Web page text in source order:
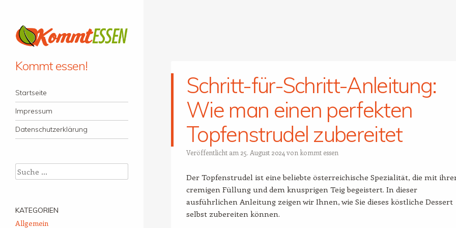
Kommt essen!
Menü
Zum Inhalt springen
Startseite
Impressum
Datenschutzerklärung
Schritt-für-Schritt-Anleitung:
Wie man einen perfekten
Topfenstrudel zubereitet
Veröffentlicht am 25. August 2024 von kommt essen
Der Topfenstrudel ist eine beliebte österreichische Spezialität, die mit
cremigen Füllung und dem knusprigen Teig begeistert. In dieser
ausführlichen Anleitung zeigen wir Ihnen, wie Sie dieses köstliche Dessert
selbst zubereiten können.
Suche
KATEGORIEN
Allgemein